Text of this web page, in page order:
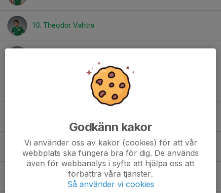
10. Theodor Vahtra
14. Nils Norin
15. Leon Stenberg
Godkänn kakor
Vi använder oss av kakor (cookies) för att vår
webbplats ska fungera bra för dig. De används
även för webbanalys i syfte att hjälpa oss att
förbättra våra tjänster.
Så använder vi cookies